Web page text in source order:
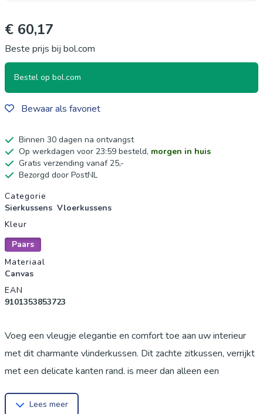
€ 60,17
Beste prijs bij bol.com
Bestel op bol.com
Bewaar als favoriet
Binnen 30 dagen na ontvangst
Op werkdagen voor 23:59 besteld, morgen in huis
Gratis verzending vanaf 25,-
Bezorgd door PostNL
Productgegevens
Categorie
Sierkussens Vloerkussens
Kleur
Paars
Materiaal
Canvas
EAN
9101353853723
Voeg een vleugje elegantie en comfort toe aan uw interieur
met dit charmante vlinderkussen. Dit zachte zitkussen, verrijkt
met een delicate kanten rand, is meer dan alleen een
om rugklachten te verlichten. Dit veelzijdige kussen is perfect
Lees meer